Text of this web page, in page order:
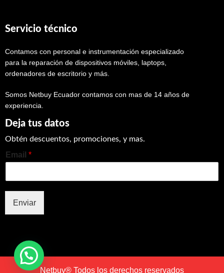
Servicio técnico
Contamos con personal e instrumentación especializado
para la reparación de dispositivos móviles, laptops,
ordenadores de escritorio y más.
Somos Netbuy Ecuador contamos con mas de 14 años de
experiencia.
Deja tus datos
Obtén descuentos, promociones, y mas.
Email *
Enviar
Netbuy® Todos los derechos reservados